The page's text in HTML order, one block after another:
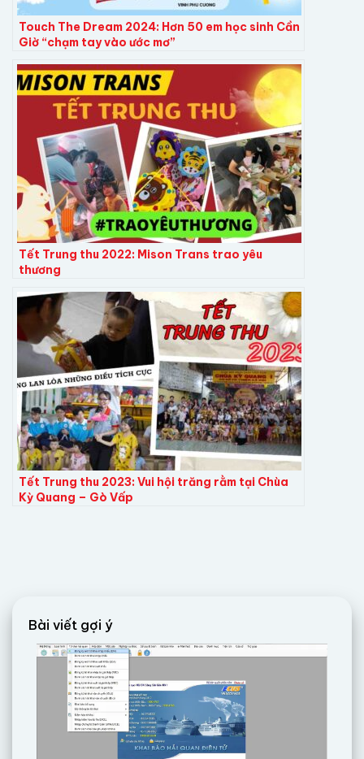
Touch The Dream 2024: Hơn 50 em học sinh Cần
Giờ “chạm tay vào ước mơ”
Tết Trung thu 2022: Mison Trans trao yêu
thương
Tết Trung thu 2023: Vui hội trăng rằm tại Chùa
Kỳ Quang – Gò Vấp
Bài viết gợi ý